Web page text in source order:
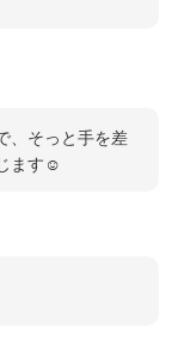
、そっと手を差
ます☺️